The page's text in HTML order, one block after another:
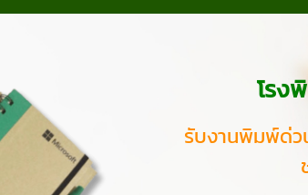
โรง
รับงานพิมพ์ด่ว